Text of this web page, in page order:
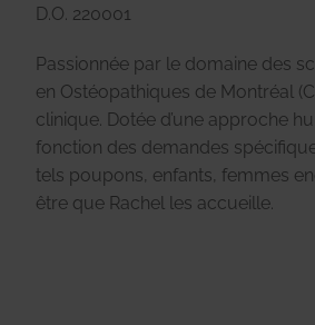
D.O. 220001
Passionnée par le domaine des
en Ostéopathiques de Montréal
clinique. Dotée d’une approche
fonction des demandes
tels poupons, enfants, femmes
être que Rachel les accueille.